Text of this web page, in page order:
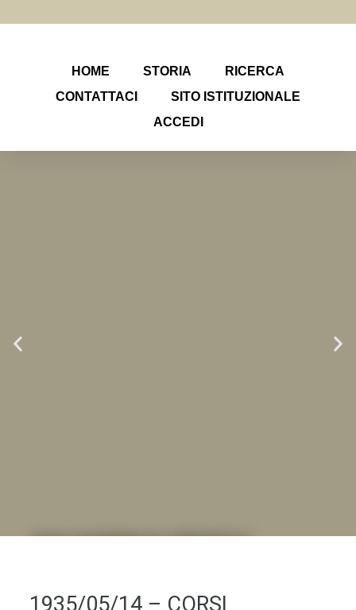
HOME STORIA
RICERCA
CONTATTACI
SITO ISTITUZIONALE
ACCEDI
1935/05/14 – CORSI